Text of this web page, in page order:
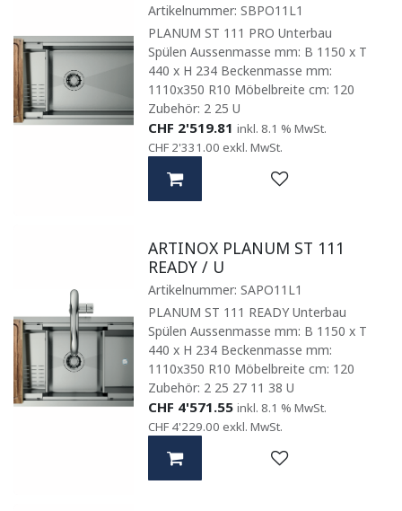
Artikelnummer:SBPO11L1
PLANUM ST 111 PRO Unterbau
Spülen Aussenmasse mm: B 1150 x T
440 x H 234 Beckenmasse mm:
1110x350 R10 Möbelbreite cm: 120
Zubehör: 2 25 U
CHF 2'519.81 inkl. 8.1 % MwSt.
CHF 2'331.00 exkl. MwSt.
ARTINOX PLANUM ST 111
READY / U
Artikelnummer:SAPO11L1
PLANUM ST 111 READY Unterbau
Spülen Aussenmasse mm: B 1150 x T
440 x H 234 Beckenmasse mm:
1110x350 R10 Möbelbreite cm: 120
Zubehör: 2 25 27 11 38 U
CHF 4'571.55 inkl. 8.1 % MwSt.
CHF 4'229.00 exkl. MwSt.